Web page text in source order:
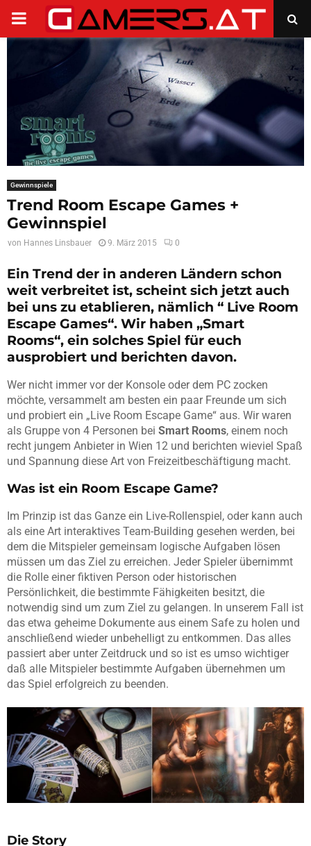
PRIMARY
Gewinnspiele
Trend Room Escape Games +
Gewinnspiel
von Hannes Linsbauer 9. März 2015 0
Ein Trend der in anderen Ländern schon
weit verbreitet ist, scheint sich jetzt auch
bei uns zu etablieren, nämlich “ Live Room
Escape Games“. Wir haben „Smart
Rooms“, ein solches Spiel für euch
ausprobiert und berichten davon.
Wer nicht immer vor der Konsole oder dem PC zocken
möchte, versammelt am besten ein paar Freunde um sich
und probiert ein „Live Room Escape Game“ aus. Wir waren
als Gruppe von 4 Personen bei Smart Rooms, einem noch
recht jungem Anbieter in Wien 12 und berichten wieviel Spaß
und Spannung diese Art von Freizeitbeschäftigung macht.
Was ist ein Room Escape Game?
Im Prinzip ist das Ganze ein Live-Rollenspiel, oder kann auch
als eine Art interaktives Team-Building gesehen werden, bei
dem die Mitspieler gemeinsam logische Aufgaben lösen
müssen um das Ziel zu erreichen. Jeder Spieler übernimmt
die Rolle einer fiktiven Person oder historischen
Persönlichkeit, die bestimmte Fähigkeiten besitzt, die
notwendig sind um zum Ziel zu gelangen. In unserem Fall ist
das etwa geheime Dokumente aus einem Safe zu holen und
anschließend wieder unbehelligt zu entkommen. Das alles
passiert aber unter Zeitdruck und so ist es umso wichtiger
daß alle Mitspieler bestimmte Aufgaben übernehmen um
das Spiel erfolgreich zu beenden.
Die Story